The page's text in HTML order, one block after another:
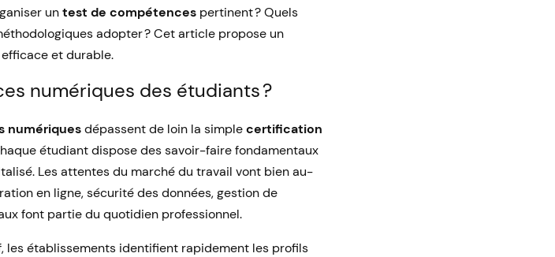
untest de compétences pertinent ? Quels
adopter ? Cet article propose un
et durable.
numériques des étudiants ?
numériquesdépassent de loin la simplecertification
étudiant dispose des savoir-faire fondamentaux
Les attentes du marché du travail vont bien au-
en ligne, sécurité des données, gestion de
font partie du quotidien professionnel.
les établissements identifient rapidement les profils